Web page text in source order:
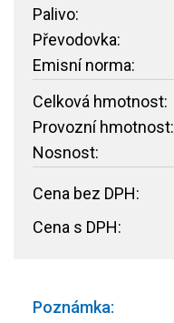
Palivo:
Převodovka:
Emisní norma:
Celková hmotnost:
Provozní hmotnost:
Nosnost:
Cena bez DPH:
Cena s DPH:
Poznámka: